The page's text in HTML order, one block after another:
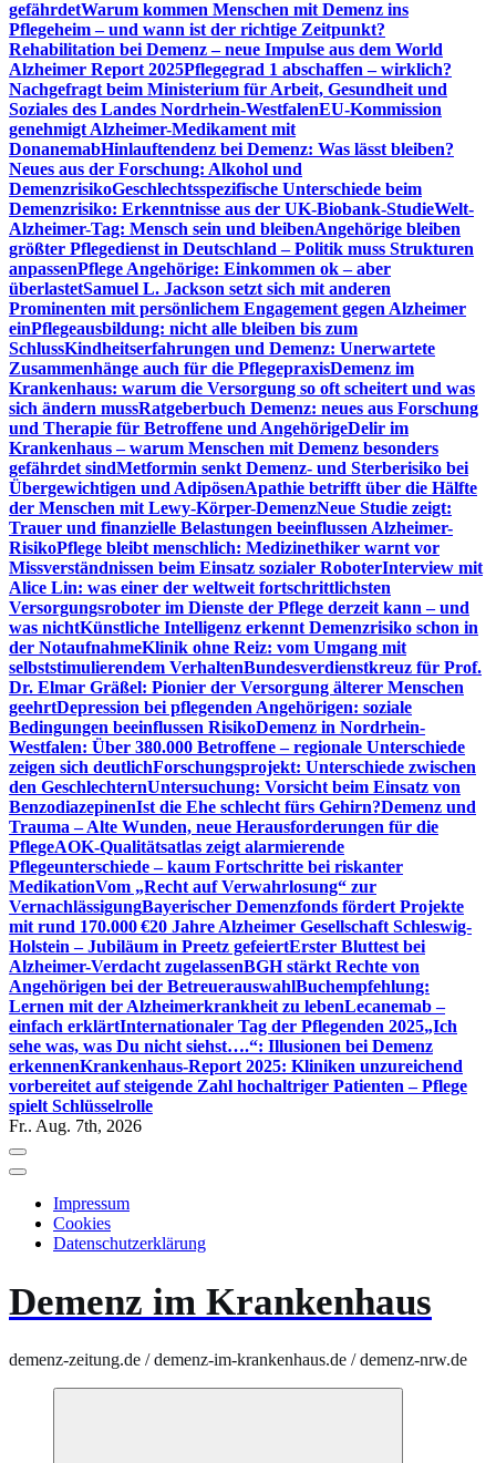
gefährdetWarum kommen Menschen mit Demenz ins
Pflegeheim – und wann ist der richtige Zeitpunkt?
Rehabilitation bei Demenz – neue Impulse aus dem World
Alzheimer Report 2025Pflegegrad 1 abschaffen – wirklich?
Nachgefragt beim Ministerium für Arbeit, Gesundheit und
Soziales des Landes Nordrhein-WestfalenEU-Kommission
genehmigt Alzheimer-Medikament mit
DonanemabHinlauftendenz bei Demenz: Was lässt bleiben?
Neues aus der Forschung: Alkohol und
DemenzrisikoGeschlechtsspezifische Unterschiede beim
Demenzrisiko: Erkenntnisse aus der UK-Biobank-StudieWelt-
Alzheimer-Tag: Mensch sein und bleibenAngehörige bleiben
größter Pflegedienst in Deutschland – Politik muss Strukturen
anpassenPflege Angehörige: Einkommen ok – aber
überlastetSamuel L. Jackson setzt sich mit anderen
Prominenten mit persönlichem Engagement gegen Alzheimer
einPflegeausbildung: nicht alle bleiben bis zum
SchlussKindheitserfahrungen und Demenz: Unerwartete
Zusammenhänge auch für die PflegepraxisDemenz im
Krankenhaus: warum die Versorgung so oft scheitert und was
sich ändern mussRatgeberbuch Demenz: neues aus Forschung
und Therapie für Betroffene und AngehörigeDelir im
Krankenhaus – warum Menschen mit Demenz besonders
gefährdet sindMetformin senkt Demenz- und Sterberisiko bei
Übergewichtigen und AdipösenApathie betrifft über die Hälfte
der Menschen mit Lewy-Körper-DemenzNeue Studie zeigt:
Trauer und finanzielle Belastungen beeinflussen Alzheimer-
RisikoPflege bleibt menschlich: Medizinethiker warnt vor
Missverständnissen beim Einsatz sozialer RoboterInterview mit
Alice Lin: was einer der weltweit fortschrittlichsten
Versorgungsroboter im Dienste der Pflege derzeit kann – und
was nichtKünstliche Intelligenz erkennt Demenzrisiko schon in
der NotaufnahmeKlinik ohne Reiz: vom Umgang mit
selbststimulierendem VerhaltenBundesverdienstkreuz für Prof.
Dr. Elmar Gräßel: Pionier der Versorgung älterer Menschen
geehrtDepression bei pflegenden Angehörigen: soziale
Bedingungen beeinflussen RisikoDemenz in Nordrhein-
Westfalen: Über 380.000 Betroffene – regionale Unterschiede
zeigen sich deutlichForschungsprojekt: Unterschiede zwischen
den GeschlechternUntersuchung: Vorsicht beim Einsatz von
BenzodiazepinenIst die Ehe schlecht fürs Gehirn?Demenz und
Trauma – Alte Wunden, neue Herausforderungen für die
PflegeAOK-Qualitätsatlas zeigt alarmierende
Pflegeunterschiede – kaum Fortschritte bei riskanter
MedikationVom „Recht auf Verwahrlosung“ zur
VernachlässigungBayerischer Demenzfonds fördert Projekte
mit rund 170.000 €20 Jahre Alzheimer Gesellschaft Schleswig-
Holstein – Jubiläum in Preetz gefeiertErster Bluttest bei
Alzheimer-Verdacht zugelassenBGH stärkt Rechte von
Angehörigen bei der BetreuerauswahlBuchempfehlung:
Lernen mit der Alzheimerkrankheit zu lebenLecanemab –
einfach erklärtInternationaler Tag der Pflegenden 2025„Ich
sehe was, was Du nicht siehst….“: Illusionen bei Demenz
erkennenKrankenhaus-Report 2025: Kliniken unzureichend
vorbereitet auf steigende Zahl hochaltriger Patienten – Pflege
spielt Schlüsselrolle
Fr.. Aug. 7th, 2026
Impressum
Cookies
Datenschutzerklärung
Demenz im Krankenhaus
demenz-zeitung.de / demenz-im-krankenhaus.de / demenz-nrw.de